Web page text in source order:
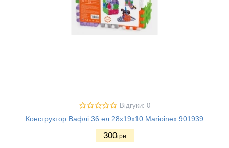
Відгуки: 0
Конструктор Вафлі 36 ел 28х19х10 Marioinex 901939
300грн